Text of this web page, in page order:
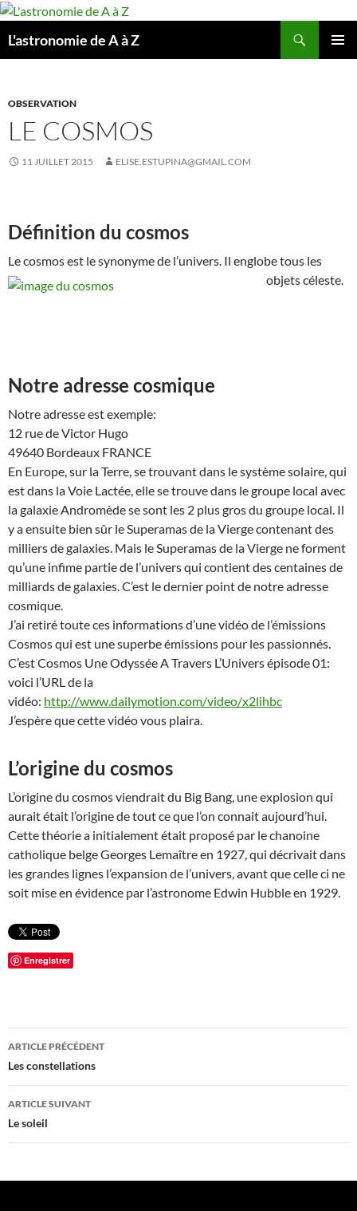
Aller
contenu
L'astronomie de A à Z
OBSERVATION
LE COSMOS
11 JUILLET 2015 ELISE.ESTUPINA@GMAIL.COM
Définition du cosmos
Le cosmos est le synonyme de l’univers. Il englobe tous les
objetscéleste.
Notre adresse cosmique
Notre adresse est exemple:
12 rue de Victor Hugo
49640 Bordeaux FRANCE
En Europe, sur la Terre, se trouvant dans le système solaire, qui
est dans la Voie Lactée, elle se trouve dans le groupe local avec
la galaxie Andromède se sont les 2 plus gros du groupe local. Il
y a ensuite bien sûr le Superamas de la Vierge contenant des
milliers de galaxies. Mais le Superamas de la Vierge ne forment
qu’une infime partie de l’univers qui contient des centaines de
milliards de galaxies. C’est le dernier point de notre adresse
cosmique.
J’ai retiré toute ces informations d’une vidéo de l’émissions
Cosmos qui est une superbe émissions pour les passionnés.
C’est Cosmos Une Odyssée A Travers L’Univers épisode 01:
voici l’URL de la
vidéo: http://www.dailymotion.com/video/x2lihbc
J’espère que cette vidéo vous plaira.
L’origine du cosmos
L’origine du cosmos viendrait du Big Bang, une explosion qui
aurait était l’origine de tout ce que l’on connait aujourd’hui.
Cette théorie a initialement était proposé par le chanoine
catholique belge Georges Lemaître en 1927, qui décrivait dans
les grandes lignes l’expansion de l’univers, avant que celle ci ne
soit mise en évidence par l’astronome Edwin Hubble en 1929.
Enregistrer
Navigation
des
articles
ARTICLE PRÉCÉDENT
Les constellations
ARTICLE SUIVANT
Le soleil